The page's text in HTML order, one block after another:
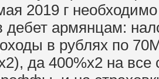
2019 г
дебет армянцам:
в рублях по
да 400%х2 на все